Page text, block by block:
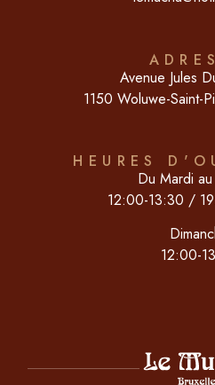
Avenue Jules
1150 Woluwe-Saint-
HEURES
Du Mardi
12:00-13:30 /
12:00-